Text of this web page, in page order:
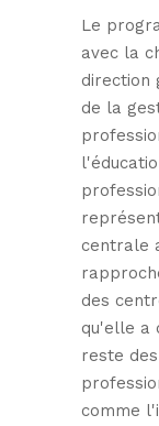
Le
avec la
direction
de la
centrale
des
qu'elle a
reste
comme